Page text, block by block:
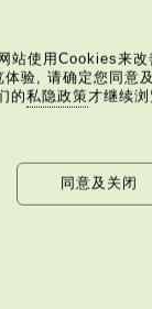
成为当代中
站使用Cookies来改
体验, 请确定您同意
的私隐政策才继续浏
同意及关闭